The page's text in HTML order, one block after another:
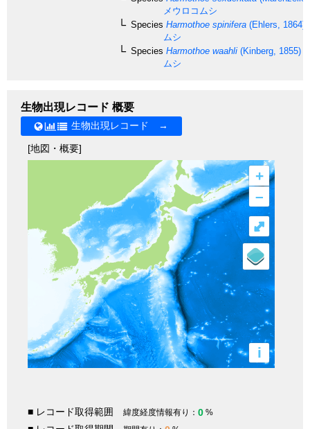
メウロコムシ
Species Harmothoe spinifera (Ehlers, 1864)
ムシ
Species Harmothoe waahli (Kinberg, 1855)
ムシ
生物出現レコード 概要
生物出現レコード →
[地図・概要]
+
–
i
⤢
■ レコード取得範囲 緯度経度情報有り： 0 %